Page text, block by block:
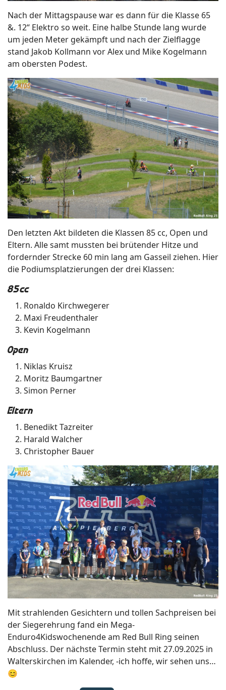
Nach der Mittagspause war es dann für die Klasse 65
&. 12“ Elektro so weit. Eine halbe Stunde lang wurde
um jeden Meter gekämpft und nach der Zielflagge
stand Jakob Kollmann vor Alex und Mike Kogelmann
am obersten Podest.
Den letzten Akt bildeten die Klassen 85 cc, Open und
Eltern. Alle samt mussten bei brütender Hitze und
fordernder Strecke 60 min lang am Gasseil ziehen. Hier
die Podiumsplatzierungen der drei Klassen:
85cc
Ronaldo Kirchwegerer
Maxi Freudenthaler
Kevin Kogelmann
Open
Niklas Kruisz
Moritz Baumgartner
Simon Perner
Eltern
Benedikt Tazreiter
Harald Walcher
Christopher Bauer
Mit strahlenden Gesichtern und tollen Sachpreisen bei
der Siegerehrung fand ein Mega-
Enduro4Kidswochenende am Red Bull Ring seinen
Abschluss. Der nächste Termin steht mit 27.09.2025 in
Walterskirchen im Kalender, -ich hoffe, wir sehen uns…
😊